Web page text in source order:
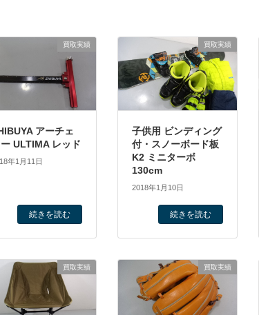
買取実績
アーチェ
ー ULTIMA レッド
年1月11日
続きを読む
買取実績
子供用 ビンディング
付・スノーボード板
K2 ミニターボ
130cm
2018年1月10日
続きを読む
買取実績 買取実績